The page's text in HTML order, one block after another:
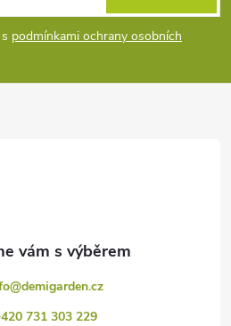
podmínkami ochrany osobních
@demigarden.cz
731 303 229